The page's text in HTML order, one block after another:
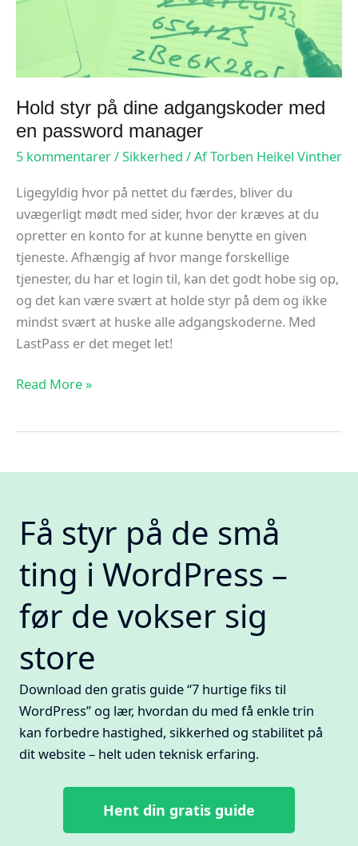
Hold styr på dine adgangskoder med
en password manager
5 kommentarer/Sikkerhed / AfTorben Heikel Vinther
Ligegyldig hvor på nettet du færdes, bliver du
uvægerligt mødt med sider, hvor der kræves at du
opretter en konto for at kunne benytte en given
tjeneste. Afhængig af hvor mange forskellige
tjenester, du har et login til, kan det godt hobe sig op,
og det kan være svært at holde styr på dem og ikke
mindst svært at huske alle adgangskoderne. Med
LastPass er det meget let!
Hold
adgangskoder
password
Read More »
Få styr på de små
ting i WordPress –
før de vokser sig
store
Download den gratis guide “7 hurtige fiks til
WordPress” og lær, hvordan du med få enkle trin
kan forbedre hastighed, sikkerhed og stabilitet på
dit website – helt uden teknisk erfaring.
Hent din gratis guide